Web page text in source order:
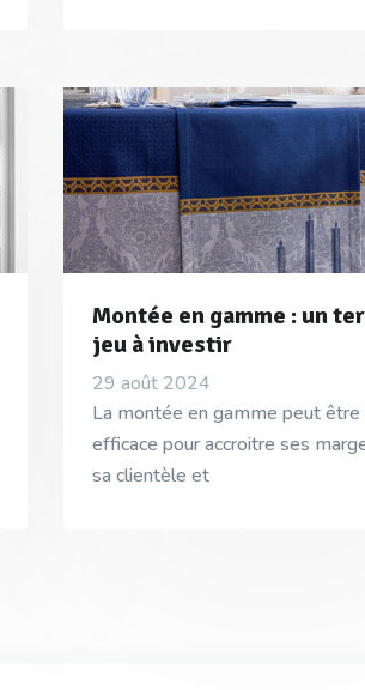
Montée en gamme : un
jeu à investir
29 août 2024
La montée en gamme peut être
efficace pour accroitre ses
sa clientèle et